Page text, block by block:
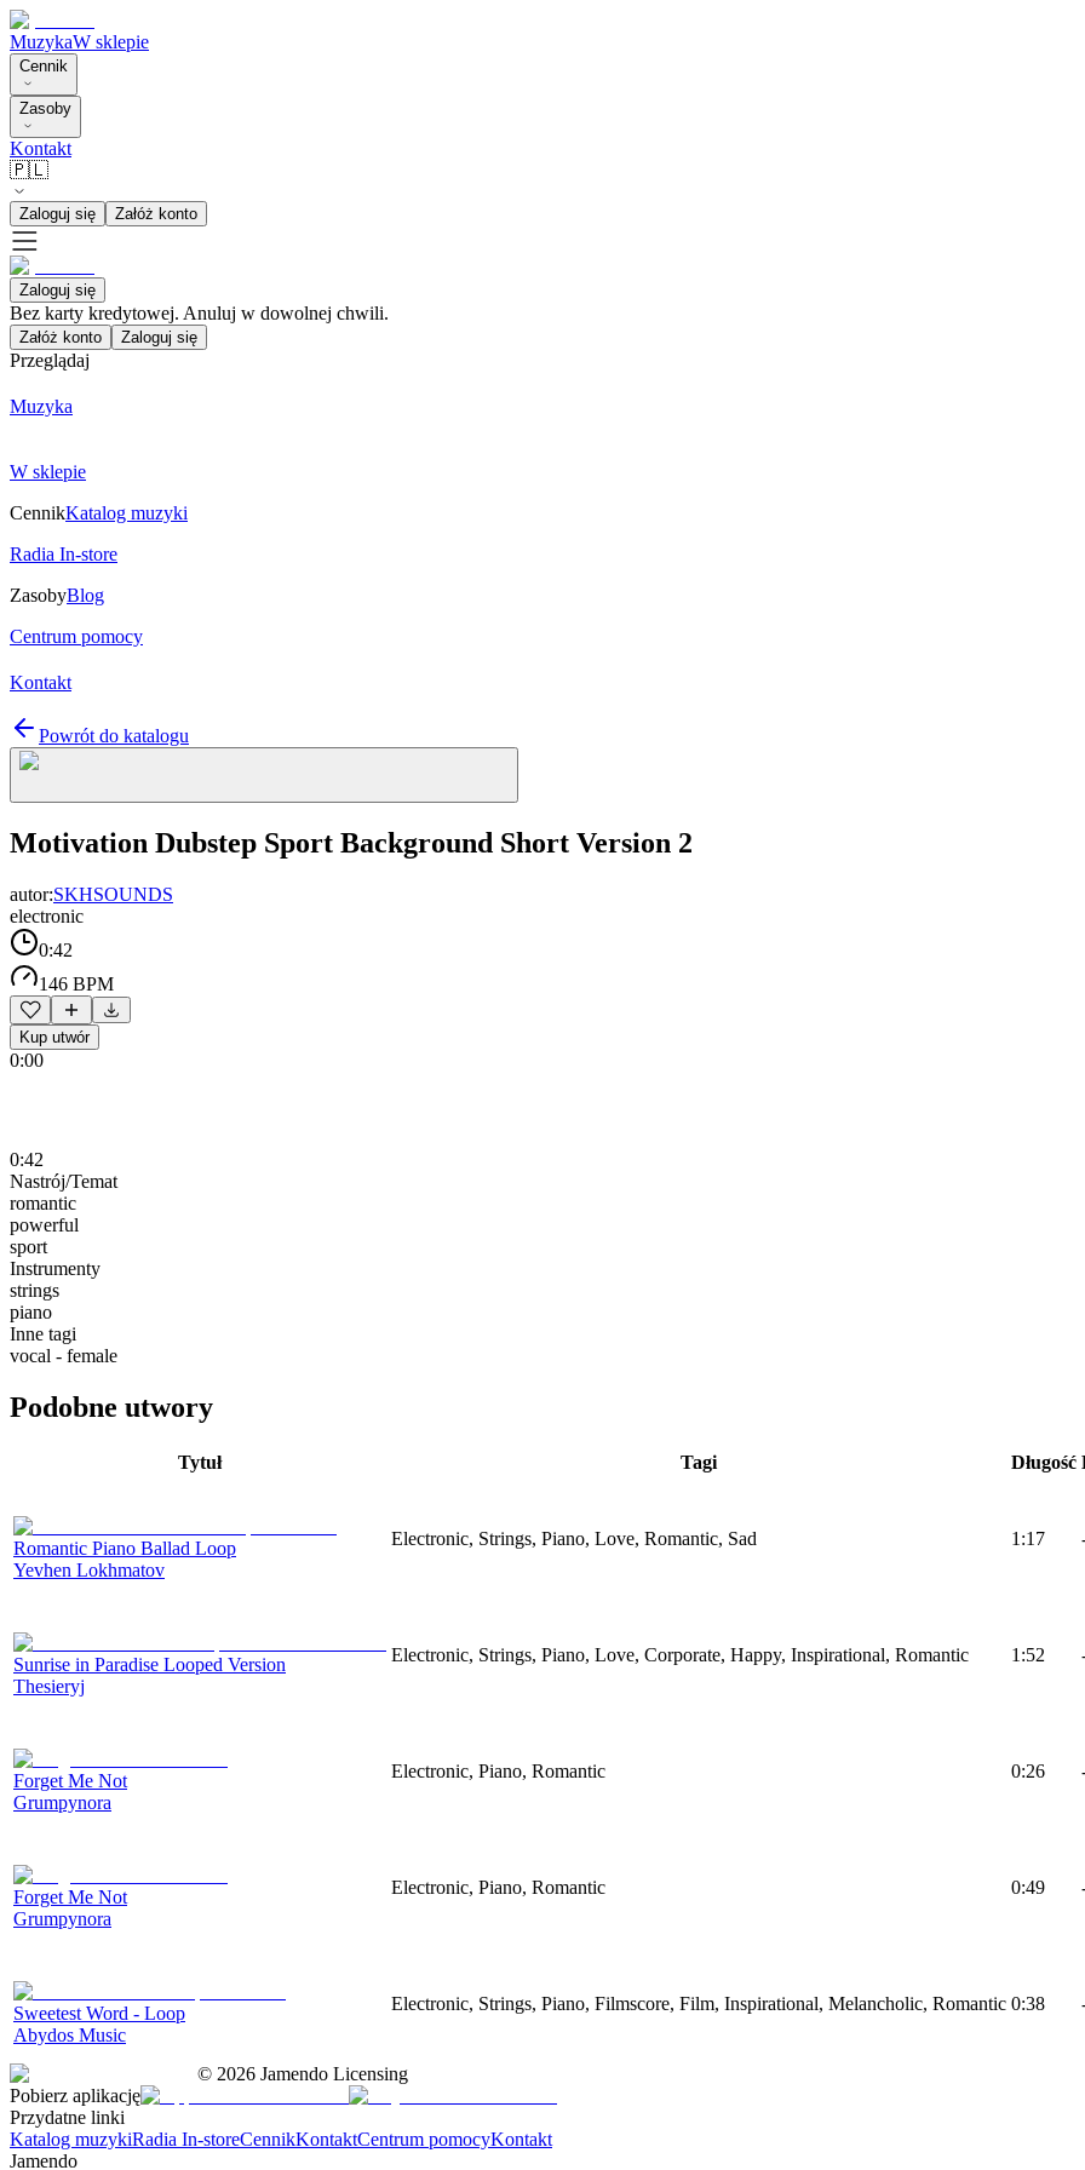
MuzykaW sklepie
Cennik
Zasoby
Kontakt
🇵🇱
Zaloguj się Załóż konto
Zaloguj się
Bez karty kredytowej. Anuluj w dowolnej chwili.
Załóż konto Zaloguj się
Przeglądaj
Muzyka
W sklepie
CennikKatalog muzyki
Radia In-store
ZasobyBlog
Centrum pomocy
Kontakt
Powrót do katalogu
Motivation Dubstep Sport Background Short Version 2
autor:SKHSOUNDS
electronic
0:42
146 BPM
Kup utwór
0:00
0:42
Nastrój/Temat
romantic
powerful
sport
Instrumenty
strings
piano
Inne tagi
vocal - female
Podobne utwory
Tytuł Tagi Długość
Romantic Piano Ballad Loop
Yevhen Lokhmatov
Electronic, Strings, Piano, Love, Romantic, Sad 1:17
Sunrise in Paradise Looped Version
Thesieryj
Electronic, Strings, Piano, Love, Corporate, Happy, Inspirational, Romantic 1:52
Forget Me Not
Grumpynora
Electronic, Piano, Romantic 0:26
Forget Me Not
Grumpynora
Electronic, Piano, Romantic 0:49
Sweetest Word - Loop
Abydos Music
Electronic, Strings, Piano, Filmscore, Film, Inspirational, Melancholic, Romantic 0:38
© 2026 Jamendo Licensing
Pobierz aplikację
Przydatne linki
Katalog muzykiRadia In-storeCennikKontaktCentrum pomocyKontakt
Jamendo